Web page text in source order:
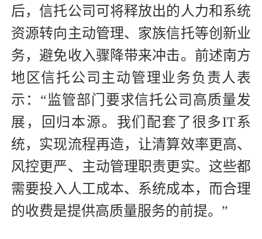
后，信托公司可将释放出的人力和系统
资源转向主动管理、家族信托等创新业
务，避免收入骤降带来冲击。前述南方
地区信托公司主动管理业务负责人表
示：“监管部门要求信托公司高质量发
展，回归本源。我们配套了很多IT系
统，实现流程再造，让清算效率更高、
风控更严、主动管理职责更实。这些都
需要投入人工成本、系统成本，而合理
的收费是提供高质量服务的前提。”